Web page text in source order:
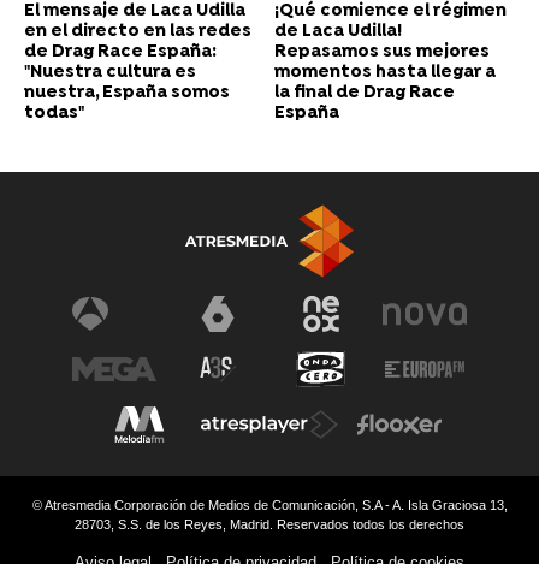
El mensaje de Laca Udilla
en el directo en las redes
de Drag Race España:
"Nuestra cultura es
nuestra, España somos
todas"
¡Qué comience el régimen
de Laca Udilla!
Repasamos sus mejores
momentos hasta llegar a
la final de Drag Race
España
© Atresmedia Corporación de Medios de Comunicación, S.A - A. Isla Graciosa 13,
28703, S.S. de los Reyes, Madrid. Reservados todos los derechos